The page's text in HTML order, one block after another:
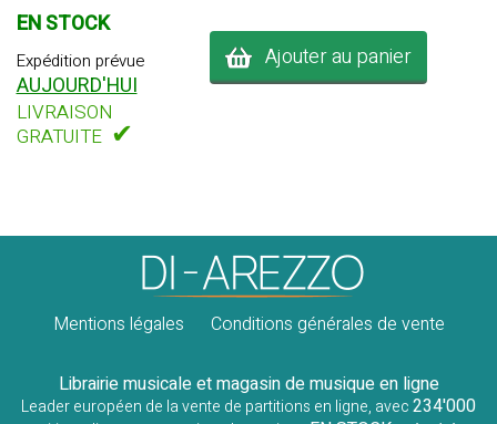
EN STOCK
Expédition prévue
AUJOURD'HUI
LIVRAISON
GRATUITE ✔
Ajouter au panier
Mentions légales Conditions générales de vente
Librairie musicale et magasin de musique en ligne
Leader européen de la vente de partitions en ligne, avec234'000